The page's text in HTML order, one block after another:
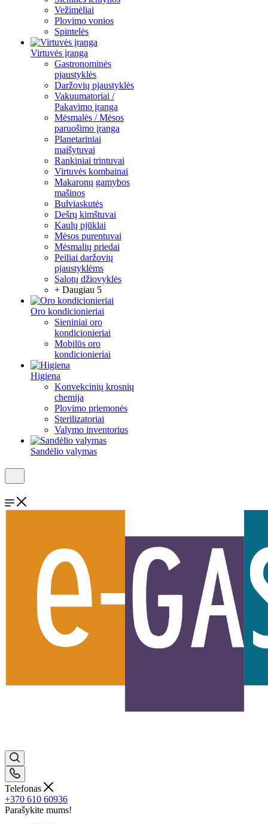
Vežimėliai
Plovimo vonios
Spintelės
Virtuvės įranga
Gastronominės
pjaustyklės
Daržovių pjaustyklės
Vakuumatoriai /
Pakavimo įranga
Mėsmalės / Mėsos
paruošimo įranga
Planetariniai
maišytuvai
Rankiniai trintuvai
Virtuvės kombainai
Makaronų gamybos
mašinos
Bulviaskutės
Dešrų kimštuvai
Kaulų pjūklai
Mėsos purentuvai
Mėsmalių priedai
Peiliai daržovių
pjaustyklėms
Salotų džiovyklės
+ Daugiau 5
Oro kondicionieriai
Sieniniai oro
kondicionieriai
Mobilūs oro
kondicionieriai
Higiena
Konvekcinių krosnių
chemija
Plovimo priemonės
Sterilizatoriai
Valymo inventorius
Sandėlio valymas
Telefonas
+370 610 60936
Parašykite mums!